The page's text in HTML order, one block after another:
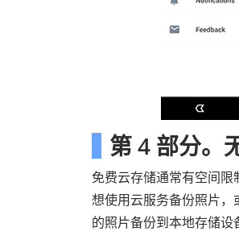
第 4 部分。
免费云存储通常有空间
想使用云服务备份照片
的照片备份到本地存储设